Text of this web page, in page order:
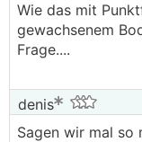
Wie das mit
gewachsenem
Frage....
denis
Sagen wir mal so